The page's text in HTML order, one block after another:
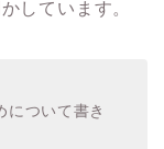
しています。
ついて書き